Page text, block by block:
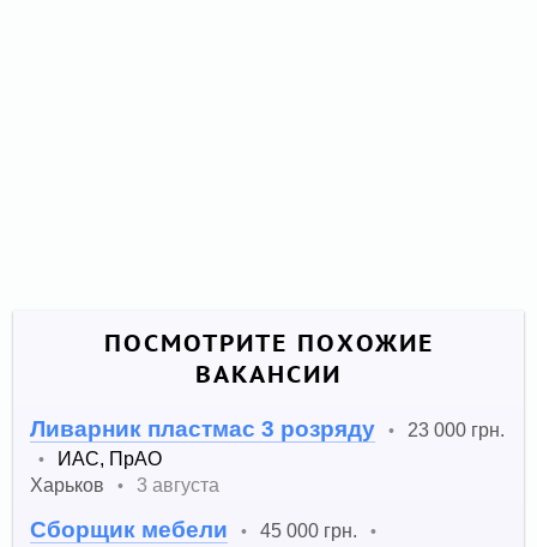
ПОСМОТРИТЕ ПОХОЖИЕ
ВАКАНСИИ
Ливарник пластмас 3 розряду • 23 000 грн.
•
ИАС, ПрАО
Харьков
• 3 августа
Сборщик мебели • 45 000 грн. •